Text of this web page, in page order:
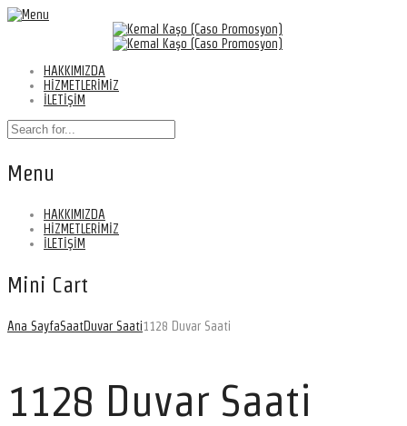
HAKKIMIZDA
HİZMETLERİMİZ
İLETİŞİM
Menu
HAKKIMIZDA
HİZMETLERİMİZ
İLETİŞİM
Mini Cart
Ana SayfaSaatDuvar Saati1128 Duvar Saati
1128 Duvar Saati